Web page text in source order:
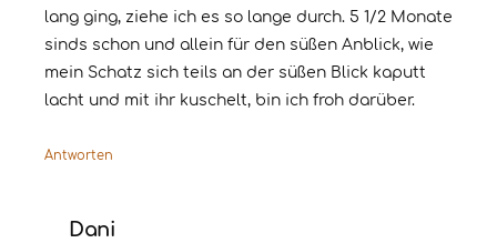
lang ging, ziehe ich es so lange durch. 5 1/2 Monate
sinds schon und allein für den süßen Anblick, wie
mein Schatz sich teils an der süßen Blick kaputt
lacht und mit ihr kuschelt, bin ich froh darüber.
Antworten
Dani